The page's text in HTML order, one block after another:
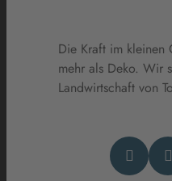
Die Kraft im kleinen
mehr als Deko. Wir
Landwirtschaft von